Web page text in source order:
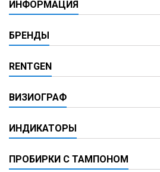
ИНФОРМАЦИЯ
БРЕНДЫ
RENTGEN
ВИЗИОГРАФ
ИНДИКАТОРЫ
ПРОБИРКИ С ТАМПОНОМ